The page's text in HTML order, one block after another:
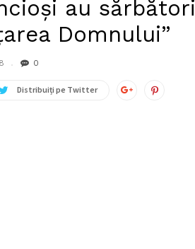
au
Domnului”
0
Distribuiți pe Twitter